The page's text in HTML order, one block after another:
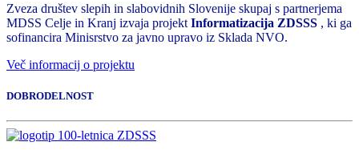
Zveza društev slepih in slabovidnih Slovenije skupaj s partnerjema
MDSS Celje in Kranj izvaja projekt Informatizacija ZDSSS , ki ga
sofinancira Minisrstvo za javno upravo iz Sklada NVO.
Več informacij o projektu
DOBRODELNOST